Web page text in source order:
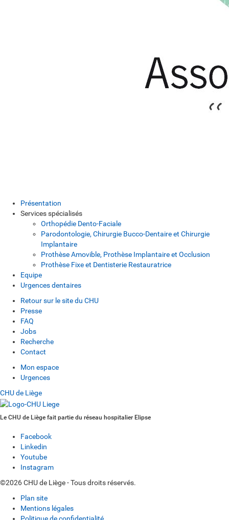
Présentation
Services spécialisés
Orthopédie Dento-Faciale
Parodontologie, Chirurgie Bucco-Dentaire et Chirurgie
Implantaire
Prothèse Amovible, Prothèse Implantaire et Occlusion
Prothèse Fixe et Dentisterie Restauratrice
Equipe
Urgences dentaires
Retour sur le site du CHU
Presse
FAQ
Jobs
Recherche
Contact
Mon espace
Urgences
CHU de Liège
Le CHU de Liège fait partie du réseau hospitalier Elipse
Facebook
Linkedin
Youtube
Instagram
©2026 CHU de Liège - Tous droits réservés.
Plan site
Mentions légales
Politique de confidentialité